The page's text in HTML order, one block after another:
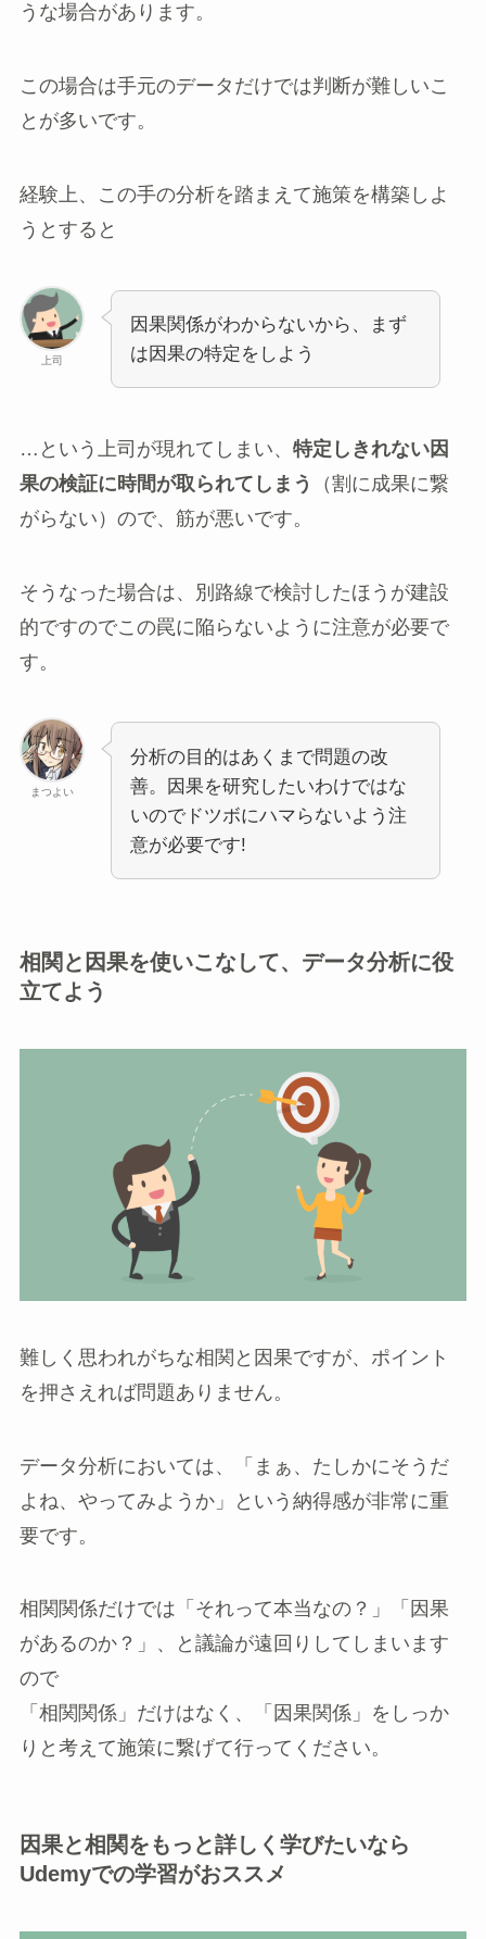
うな場合があります。
この場合は手元のデータだけでは判断が難しいこ
とが多いです。
経験上、この手の分析を踏まえて施策を構築しよ
うとすると
上司
因果関係がわからないから、まず
は因果の特定をしよう
…という上司が現れてしまい、 特定しきれない因
果の検証に時間が取られてしまう
（割に成果に繋
がらない）ので、筋が悪いです。
そうなった場合は、別路線で検討したほうが建設
的ですのでこの罠に陥らないように注意が必要で
す。
まつよい
分析の目的はあくまで問題の改
善。因果を研究したいわけではな
いのでドツボにハマらないよう注
意が必要です!
相関と因果を使いこなして、データ分析に役
立てよう
難しく思われがちな相関と因果ですが、ポイント
を押さえれば問題ありません。
データ分析においては、「まぁ、たしかにそうだ
よね、やってみようか」という納得感が非常に重
要です。
相関関係だけでは「それって本当なの？」「因果
があるのか？」、と議論が遠回りしてしまいます
ので
「相関関係」だけはなく、「因果関係」をしっか
りと考えて施策に繋げて行ってください。
因果と相関をもっと詳しく学びたいなら
Udemyでの学習がおススメ